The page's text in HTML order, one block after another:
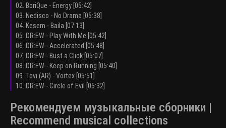
02. BoriQue - Energy [05:42]
03. Nedisco - No Drama [05:38]
04. Kesem - Baila [07:13]
05. DR:EW - Play With Me [05:42]
06. DR:EW - Accelerated [05:48]
07. DR:EW - Bust a Click [05:07]
08. DR:EW - Keep on Running [05:40]
09. Tovi (AR) - Vortex [05:51]
10. DR:EW - Circle of Evil [05:32]
Рекомендуем музыкальные сборники |
Recommend musical collections